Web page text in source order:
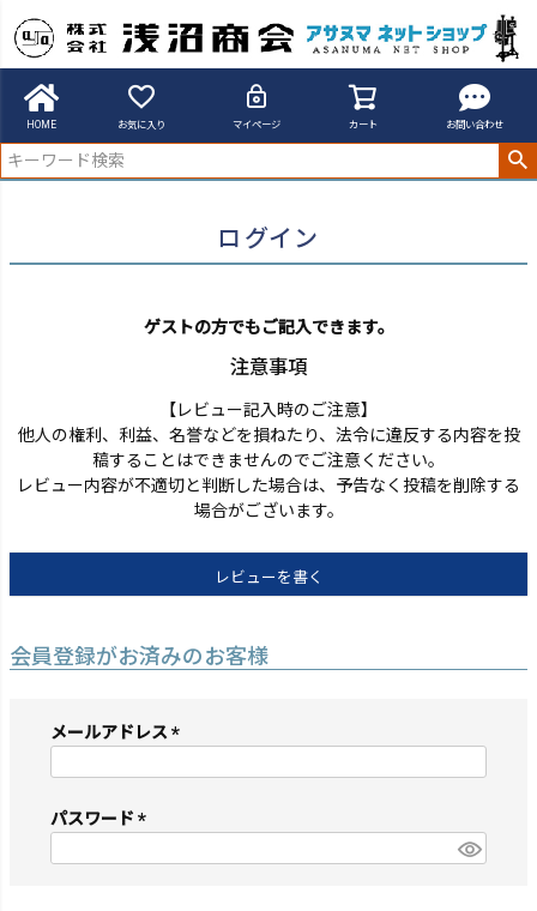
HOME お気に入り マイページ カート お問い合わせ
アサヌマネットショップ
ログイン
ゲストの方でもご記入できます。
注意事項
【レビュー記入時のご注意】
他人の権利、利益、名誉などを損ねたり、法令に違反する内容を投
稿することはできませんのでご注意ください。
レビュー内容が不適切と判断した場合は、予告なく投稿を削除する
場合がございます。
レビューを書く
会員登録がお済みのお客様
メールアドレス
須)
パスワード
須)